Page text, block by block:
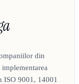
din
ISO 9001, 14001